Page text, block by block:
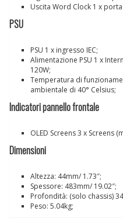
Uscita Word Clock 1 x
PSU
PSU 1 x ingresso IEC;
Alimentazione PSU 1 x
120W;
Temperatura di
ambientale di 40° Celsius;
Indicatori pannello frontale
OLED Screens 3 x Screens
Dimensioni
Altezza: 44mm/ 1.73″;
Spessore: 483mm/ 19.02″;
Profondità: (solo chassis)
Peso: 5.04kg;